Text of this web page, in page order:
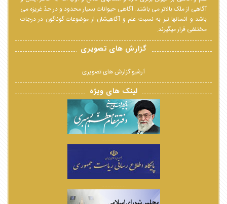
آگاهی از ملک بالاتر می باشند. آگاهی حیوانات بسیار محدود و در حدّ غریزه می
باشد و انسانها نیز به نسبت علم و آگاهیشان از موضوعات گوناگون در درجات
مختلفی قرار میگیرند.
گزارش های تصویری
آرشیو گزارش های تصویری
لینک های ویژه
................
................